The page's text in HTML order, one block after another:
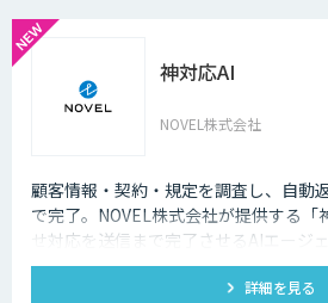
神対応AI
NOVEL株式会社
顧客情報・契約・規定を調査し、自動
で完了。NOVEL株式会社が提供する「
せ対応を送信まで完了させるAIエージ
契約・規定を突き合わせて回答を数十
下書き止めかを選べます。
詳細を見る